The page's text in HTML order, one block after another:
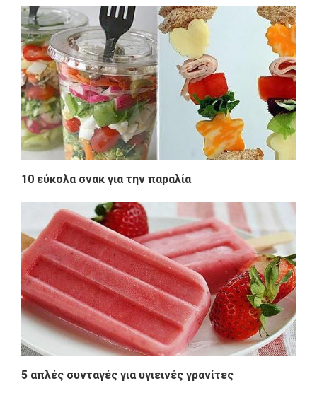
10 εύκολα σνακ για την παραλία
5 απλές συνταγές για υγιεινές γρανίτες